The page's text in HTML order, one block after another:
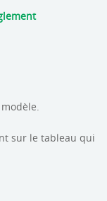
sur le tableau qui